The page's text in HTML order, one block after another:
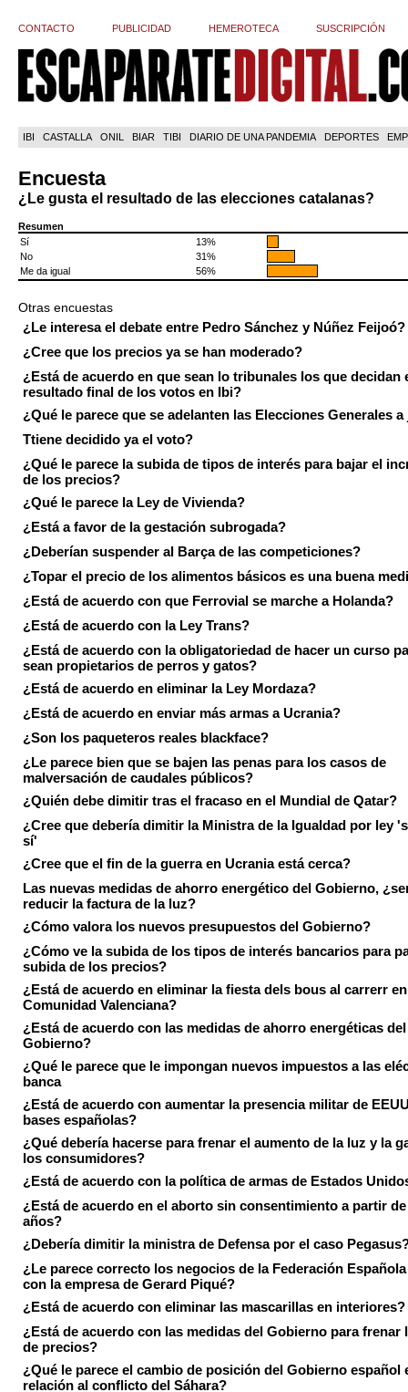
CONTACTO PUBLICIDAD HEMEROTECA SUSCRIPCIÓN
IBI CASTALLA ONIL BIAR TIBI DIARIO DE UNA PANDEMIA DEPORTES
Encuesta
¿Le gusta el resultado de las elecciones catalanas?
Resumen
Sí
13%
No
31%
Me da igual
56%
Otras encuestas
¿Le interesa el debate entre Pedro Sánchez y Núñez Feijoó?
¿Cree que los precios ya se han moderado?
¿Está de acuerdo en que sean lo tribunales los que decidan
resultado final de los votos en Ibi?
¿Qué le parece que se adelanten las Elecciones Generales
Ttiene decidido ya el voto?
¿Qué le parece la subida de tipos de interés para bajar el
de los precios?
¿Qué le parece la Ley de Vivienda?
¿Está a favor de la gestación subrogada?
¿Deberían suspender al Barça de las competiciones?
¿Topar el precio de los alimentos básicos es una buena
¿Está de acuerdo con que Ferrovial se marche a Holanda?
¿Está de acuerdo con la Ley Trans?
¿Está de acuerdo con la obligatoriedad de hacer un curso
sean propietarios de perros y gatos?
¿Está de acuerdo en eliminar la Ley Mordaza?
¿Está de acuerdo en enviar más armas a Ucrania?
¿Son los paqueteros reales blackface?
¿Le parece bien que se bajen las penas para los casos de
malversación de caudales públicos?
¿Quién debe dimitir tras el fracaso en el Mundial de Qatar?
¿Cree que debería dimitir la Ministra de la Igualdad por ley
sí'
¿Cree que el fin de la guerra en Ucrania está cerca?
Las nuevas medidas de ahorro energético del Gobierno,
reducir la factura de la luz?
¿Cómo valora los nuevos presupuestos del Gobierno?
¿Cómo ve la subida de los tipos de interés bancarios para
subida de los precios?
¿Está de acuerdo en eliminar la fiesta dels bous al carrerr
Comunidad Valenciana?
¿Está de acuerdo con las medidas de ahorro energéticas del
Gobierno?
¿Qué le parece que le impongan nuevos impuestos a las
banca
¿Está de acuerdo con aumentar la presencia militar de
bases españolas?
¿Qué debería hacerse para frenar el aumento de la luz y la
los consumidores?
¿Está de acuerdo con la política de armas de Estados
¿Está de acuerdo en el aborto sin consentimiento a partir
años?
¿Debería dimitir la ministra de Defensa por el caso
¿Le parece correcto los negocios de la Federación
con la empresa de Gerard Piqué?
¿Está de acuerdo con eliminar las mascarillas en interiores?
¿Está de acuerdo con las medidas del Gobierno para frenar
de precios?
¿Qué le parece el cambio de posición del Gobierno español
relación al conflicto del Sáhara?